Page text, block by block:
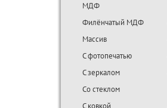
МДФ
Филёнчатый МДФ
Массив
С фотопечатью
С зеркалом
Со стеклом
С ковкой